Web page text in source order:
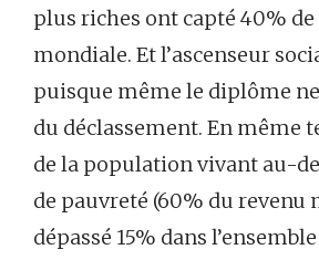
plus riches ont capté 40% de
mondiale. Et l’ascenseur
puisque même le diplôme
du déclassement. En même
de la population vivant au-
de pauvreté (60% du revenu
dépassé 15% dans